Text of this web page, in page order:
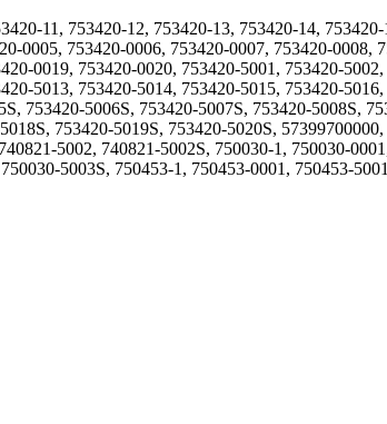
11, 753420-12, 753420-13, 753420-14,
0005, 753420-0006, 753420-0007, 753420-0008,
0019, 753420-0020, 753420-5001, 753420-
5013, 753420-5014, 753420-5015, 753420-
753420-5006S, 753420-5007S, 753420-5008S,
753420-5019S, 753420-5020S,
5002, 740821-5002S, 750030-1, 750030-
5003S, 750453-1, 750453-0001, 750453-